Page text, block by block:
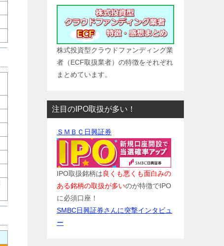
株式投資型クラウドファンディング業
者（ECF取扱業者）の特徴をそれぞれ
まとめています。
注目のIPO取扱が多い！
ＳＭＢＣ日興証券
IPO取扱銘柄は良くも悪くも面白みの
ある銘柄の取扱が多いのが特徴でIPO
に必須口座！
SMBC日興証券さんに突撃インタビュ
ー